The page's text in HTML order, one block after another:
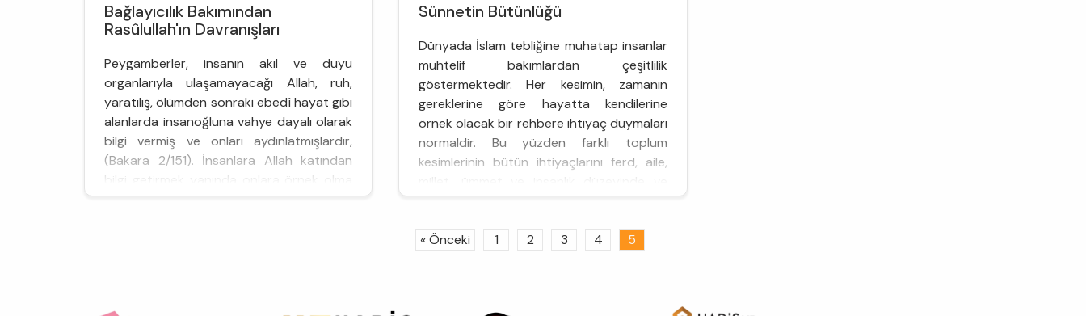
Bağlayıcılık Bakımından
Rasûlullah'ın Davranışları
Peygamberler, insanın akıl ve duyu
organlarıyla ulaşamayacağı Allah, ruh,
yaratılış, ölümden sonraki ebedî hayat gibi
alanlarda insanoğluna vahye dayalı olarak
bilgi vermiş ve onları aydınlatmışlardır,
(Bakara 2/151). İnsanlara Allah katından
bilgi getirmek yanında onlara örnek olma
ve eğitme görevi ile de yükümlü
Sünnetin Bütünlüğü
Dünyada İslam tebliğine muhatap insanlar
muhtelif bakımlardan çeşitlilik
göstermektedir. Her kesimin, zamanın
gereklerine göre hayatta kendilerine
örnek olacak bir rehbere ihtiyaç duymaları
normaldir. Bu yüzden farklı toplum
kesimlerinin bütün ihtiyaçlarını ferd, aile,
evrensel çer&cced...
« Önceki 1 2 3 4 5